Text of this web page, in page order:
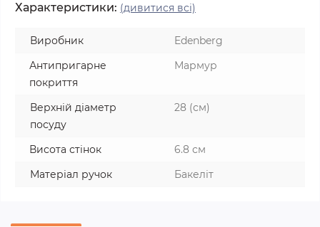
Характеристики: (дивитися всі)
Виробник
Edenberg
Антипригарне
покриття
Мармур
Верхній діаметр
посуду
28 (см)
Висота стінок
6.8 см
Матеріал ручок
Бакеліт